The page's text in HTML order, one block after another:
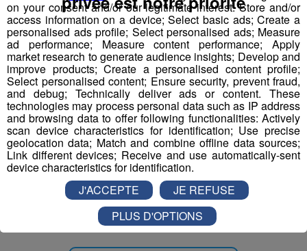
CAP ou BP obtenus et/ou expérience avec références.
MODE DE CONTACT
• NUMERO OFFRE POLE EMPLOI : 027NLFV
• NOM ENTREPRISE : CARREFOUR MONTAGNE
• CV ET LETTRE MOTIVATION à adresser : denis
VEILLET
• MODALITE DE CONTACT : denis.veillet@orange.fr
Partager sur Facebook
on your consent and/or our legitimate interest: Store and/or
access information on a device; Select basic ads; Create a
personalised ads profile; Select personalised ads; Measure
ad performance; Measure content performance; Apply
market research to generate audience insights; Develop and
improve products; Create a personalised content profile;
Select personalised content; Ensure security, prevent fraud,
and debug; Technically deliver ads or content. These
technologies may process personal data such as IP address
and browsing data to offer following functionalities: Actively
scan device characteristics for identification; Use precise
geolocation data; Match and combine offline data sources;
Link different devices; Receive and use automatically-sent
device characteristics for identification.
J'ACCEPTE
JE REFUSE
PLUS D'OPTIONS